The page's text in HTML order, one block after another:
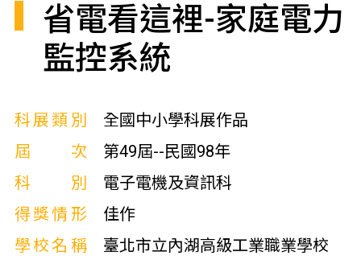
省電看這裡-家庭電力
監控系統
科展類別
全國中小學科展作品
屆次
第49屆--民國98年
科別
電子電機及資訊科
得獎情形
佳作
學校名稱
臺北市立內湖高級工業職業學校